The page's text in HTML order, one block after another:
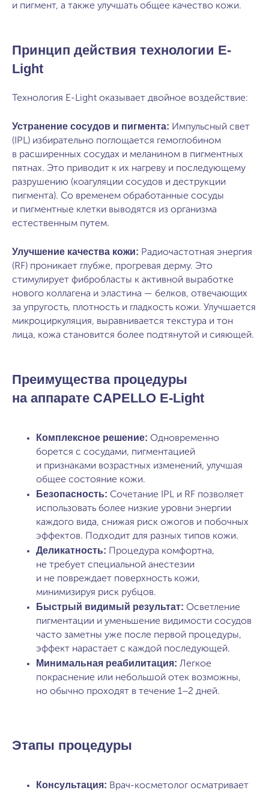
и пигмент, а также улучшать общее качество кожи.
Принцип действия технологии E-
Light
Технология E-Light оказывает двойное воздействие:
Устранение сосудов и пигмента: Импульсный свет
(IPL) избирательно поглощается гемоглобином
в расширенных сосудах и меланином в пигментных
пятнах. Это приводит к их нагреву и последующему
разрушению (коагуляции сосудов и деструкции
пигмента). Со временем обработанные сосуды
и пигментные клетки выводятся из организма
естественным путем.
Улучшение качества кожи: Радиочастотная энергия
(RF) проникает глубже, прогревая дерму. Это
стимулирует фибробласты к активной выработке
нового коллагена и эластина — белков, отвечающих
за упругость, плотность и гладкость кожи. Улучшается
микроциркуляция, выравнивается текстура и тон
лица, кожа становится более подтянутой и сияющей.
Преимущества процедуры
на аппарате CAPELLO E-Light
Комплексное решение: Одновременно
борется с сосудами, пигментацией
и признаками возрастных изменений, улучшая
общее состояние кожи.
Безопасность: Сочетание IPL и RF позволяет
использовать более низкие уровни энергии
каждого вида, снижая риск ожогов и побочных
эффектов. Подходит для разных типов кожи.
Деликатность: Процедура комфортна,
не требует специальной анестезии
и не повреждает поверхность кожи,
минимизируя риск рубцов.
Быстрый видимый результат: Осветление
пигментации и уменьшение видимости сосудов
часто заметны уже после первой процедуры,
эффект нарастает с каждой последующей.
Минимальная реабилитация: Легкое
покраснение или небольшой отек возможны,
но обычно проходят в течение 1−2 дней.
Этапы процедуры
Консультация: Врач-косметолог осматривает